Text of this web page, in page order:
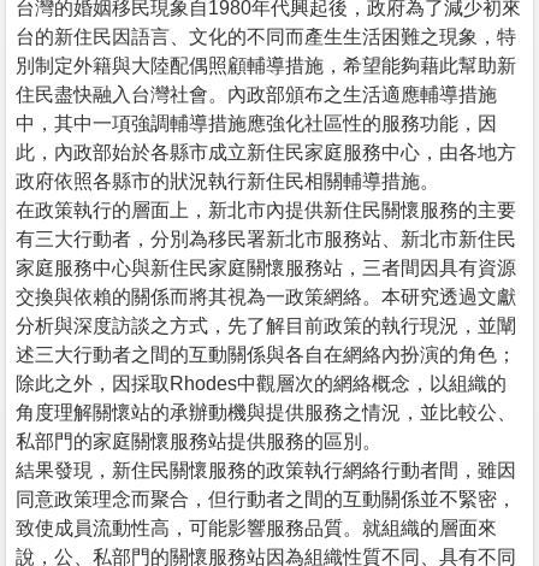
台灣的婚姻移民現象自1980年代興起後，政府為了減少初來
台的新住民因語言、文化的不同而產生生活困難之現象，特
別制定外籍與大陸配偶照顧輔導措施，希望能夠藉此幫助新
住民盡快融入台灣社會。內政部頒布之生活適應輔導措施
中，其中一項強調輔導措施應強化社區性的服務功能，因
此，內政部始於各縣市成立新住民家庭服務中心，由各地方
政府依照各縣市的狀況執行新住民相關輔導措施。
在政策執行的層面上，新北市內提供新住民關懷服務的主要
有三大行動者，分別為移民署新北市服務站、新北市新住民
家庭服務中心與新住民家庭關懷服務站，三者間因具有資源
交換與依賴的關係而將其視為一政策網絡。本研究透過文獻
分析與深度訪談之方式，先了解目前政策的執行現況，並闡
述三大行動者之間的互動關係與各自在網絡內扮演的角色；
除此之外，因採取Rhodes中觀層次的網絡概念，以組織的
角度理解關懷站的承辦動機與提供服務之情況，並比較公、
私部門的家庭關懷服務站提供服務的區別。
結果發現，新住民關懷服務的政策執行網絡行動者間，雖因
同意政策理念而聚合，但行動者之間的互動關係並不緊密，
致使成員流動性高，可能影響服務品質。就組織的層面來
說，公、私部門的關懷服務站因為組織性質不同、具有不同